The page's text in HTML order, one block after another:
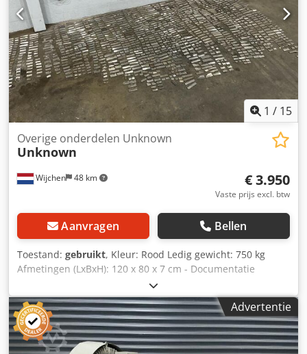
1 / 15
Wijchen 48 km
Overige onderdelen Unknown
Unknown
€ 3.950
Vaste prijs excl. btw
Aanvragen Bellen
Toestand: gebruikt, Kleur: Rood Ledig gewicht: 750 kg
Afmetingen (LxBxH): 120 x 80 x 7 cm - Documentatie
aanwezig: Nee - CE certificaat aanwezig: Nee -
Transportafmetingen: 1200mm x 800mm x 75mm (l x b x h)
- Transportgewicht [kg]: 750kg - Transportcolli [st.]: 1
Cjdpfx Adjzrnv Uorsha Financiële informatie BTW: De
getoonde prijs is exclusief BTW BTW/marge: BTW
Advertentie